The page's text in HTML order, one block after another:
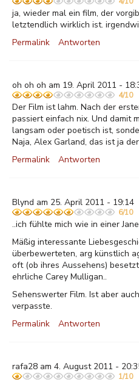
ja, wieder mal ein film, der
letztendlich wirklich ist.
Permalink
Antworten
oh oh oh am 19. April 2011 -
4/10
Der Film ist lahm. Nach der
passiert einfach nix. Und damit
langsam oder poetisch ist,
Naja, Alex Garland, das ist ja
Permalink
Antworten
Blynd am 25. April 2011 - 19:14
6/10
..ich fühlte mich wie in einer
Mäßig interessante
überbewerteten, arg künstlich
oft (ob ihres Aussehens)
ehrliche Carey Mulligan..
Sehenswerter Film. Ist aber
verpasste.
Permalink
Antworten
rafa28 am 4. August 2011 -
1/10